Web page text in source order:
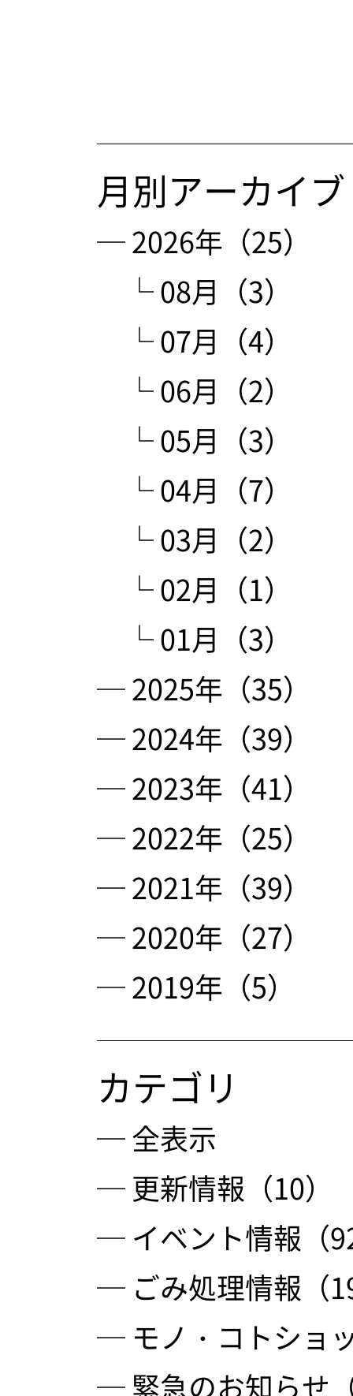
月別アーカイブ
─ 2026年（25）
└ 08月（3）
└ 07月（4）
└ 06月（2）
└ 05月（3）
└ 04月（7）
└ 03月（2）
└ 02月（1）
└ 01月（3）
─ 2025年（35）
─ 2024年（39）
─ 2023年（41）
─ 2022年（25）
─ 2021年（39）
─ 2020年（27）
─ 2019年（5）
カテゴリ
─ 全表示
─ 更新情報（10）
─ イベント情報（
─ ごみ処理情報（
─ モノ・コトショ
─ 緊急のお知らせ